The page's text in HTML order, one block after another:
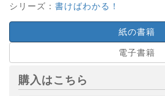
シリーズ： 書けばわかる！
紙の書籍
電子書籍
購入はこちら